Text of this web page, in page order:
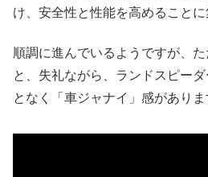
け、安全性と性能を高めることに
順調に進んでいるようですが、
と、失礼ながら、ランドスピー
となく「車ジャナイ」感がありま